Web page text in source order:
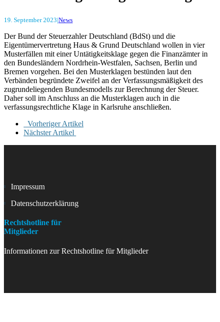
19. September 2023|News
Der Bund der Steuerzahler Deutschland (BdSt) und die
Eigentümervertretung Haus & Grund Deutschland wollen in vier
Musterfällen mit einer Untätigkeitsklage gegen die Finanzämter in
den Bundesländern Nordrhein-Westfalen, Sachsen, Berlin und
Bremen vorgehen. Bei den Musterklagen bestünden laut den
Verbänden begründete Zweifel an der Verfassungsmäßigkeit des
zugrundeliegenden Bundesmodells zur Berechnung der Steuer.
Daher soll im Anschluss an die Musterklagen auch in die
verfassungsrechtliche Klage in Karlsruhe anschließen.
Vorheriger Artikel
Nächster Artikel
Impressum
Datenschutzerklärung
Rechtshotline für
Mitglieder
Informationen zur Rechtshotline für Mitglieder